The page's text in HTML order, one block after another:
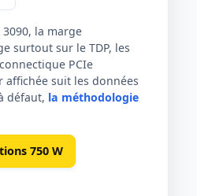
3090, la marge
surtout sur le TDP, les
PCIe
affichée suit les données
défaut, la méthodologie
750 W